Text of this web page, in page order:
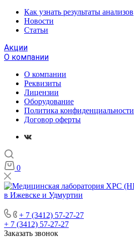
Как узнать результаты анализов
Новости
Статьи
Акции
О компании
О компании
Реквизиты
Лицензии
Оборудование
Политика конфиденциальности
Договор оферты
0
+ 7 (3412) 57-27-27
+ 7 (3412) 57-27-27
Заказать звонок